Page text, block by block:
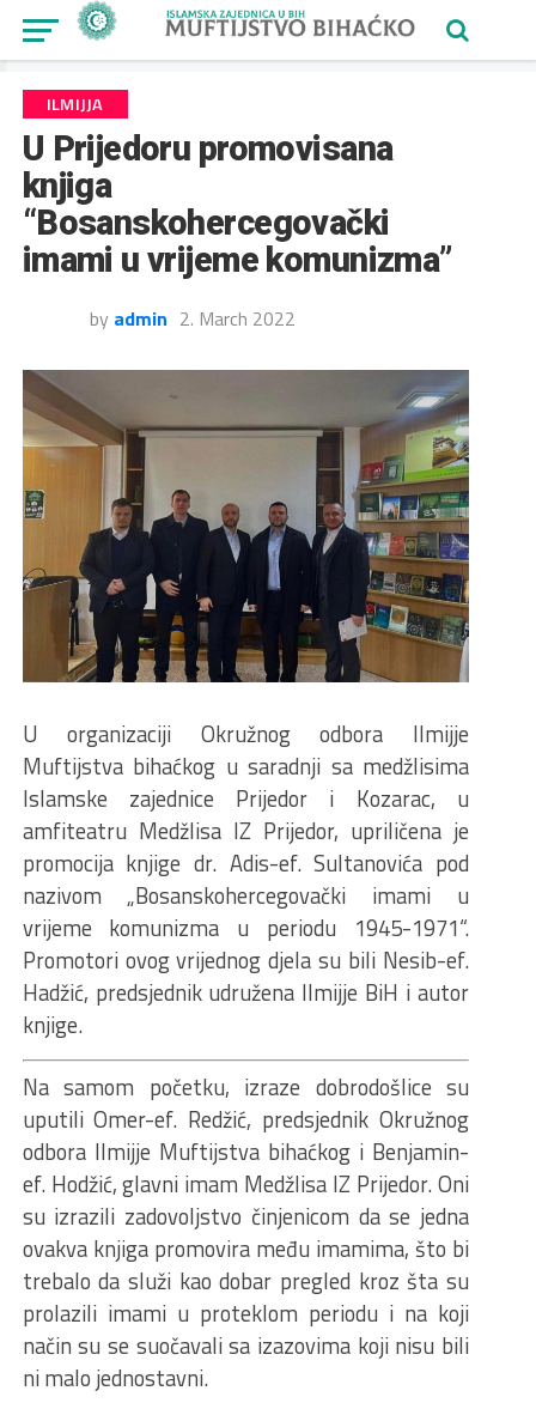
ILMIJJA
U Prijedoru promovisana
knjiga
“Bosanskohercegovački
imami u vrijeme komunizma”
by admin 2. March 2022
U organizaciji Okružnog odbora Ilmijje
Muftijstva bihaćkog u saradnji sa medžlisima
Islamske zajednice Prijedor i Kozarac, u
amfiteatru Medžlisa IZ Prijedor, upriličena je
promocija knjige dr. Adis-ef. Sultanovića pod
nazivom „Bosanskohercegovački imami u
vrijeme komunizma u periodu 1945-1971“.
Promotori ovog vrijednog djela su bili Nesib-ef.
Hadžić, predsjednik udružena Ilmijje BiH i autor
knjige.
Na samom početku, izraze dobrodošlice su
uputili Omer-ef. Redžić, predsjednik Okružnog
odbora Ilmijje Muftijstva bihaćkog i Benjamin-
ef. Hodžić, glavni imam Medžlisa IZ Prijedor. Oni
su izrazili zadovoljstvo činjenicom da se jedna
ovakva knjiga promovira među imamima, što bi
trebalo da služi kao dobar pregled kroz šta su
prolazili imami u proteklom periodu i na koji
način su se suočavali sa izazovima koji nisu bili
ni malo jednostavni.